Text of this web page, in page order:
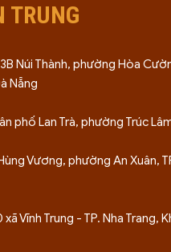
TRUNG
Núi Thành, phường Hòa
Nẵng
phố Lan Trà, phường Trúc
Vương, phường An Xuân,
xã Vĩnh Trung - TP. Nha Trang,